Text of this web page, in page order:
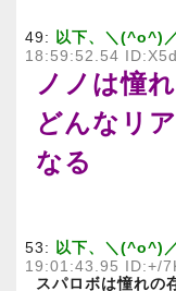
49: 以下、＼(^o^)
18:59:52.54
ノノは憧
どんなリ
なる
53: 以下、＼(^o^)
19:01:43.95 ID:+/
スパロボは憧れの